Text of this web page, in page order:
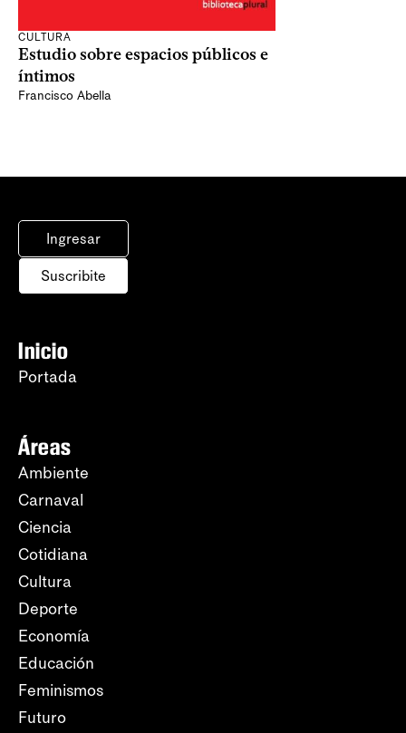
CULTURA
Estudio sobre espacios públicos e
íntimos
Francisco Abella
Ingresar
Suscribite
Inicio
Portada
Áreas
Ambiente
Carnaval
Ciencia
Cotidiana
Cultura
Deporte
Economía
Educación
Feminismos
Futuro